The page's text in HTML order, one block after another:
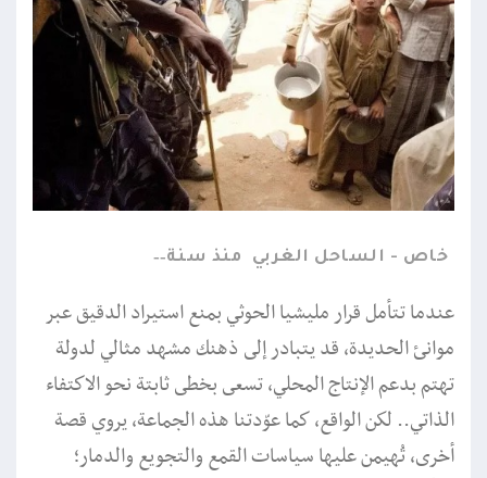
خاص - الساحل الغربي منذ سنة
عندما تتأمل قرار مليشيا الحوثي بمنع استيراد الدقيق عبر
موانئ الحديدة، قد يتبادر إلى ذهنك مشهد مثالي لدولة
تهتم بدعم الإنتاج المحلي، تسعى بخطى ثابتة نحو الاكتفاء
الذاتي.. لكن الواقع، كما عوّدتنا هذه الجماعة، يروي قصة
أخرى، تُهيمن عليها سياسات القمع والتجويع والدمار؛